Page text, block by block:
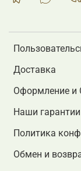
Доставка
Оформление и
Наши гарантии
Политика
Обмен и